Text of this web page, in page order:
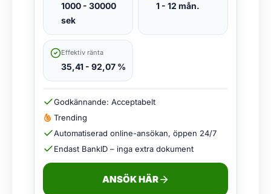
1000 - 30000
sek
1 - 12 mån.
Effektiv ränta
35,41 - 92,07 %
Godkännande: Acceptabelt
Trending
Automatiserad online-ansökan, öppen 24/7
Endast BankID – inga extra dokument
ANSÖK HÄR